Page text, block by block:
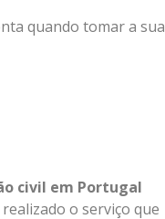
quando tomar a sua
civil em Portugal
o serviço que